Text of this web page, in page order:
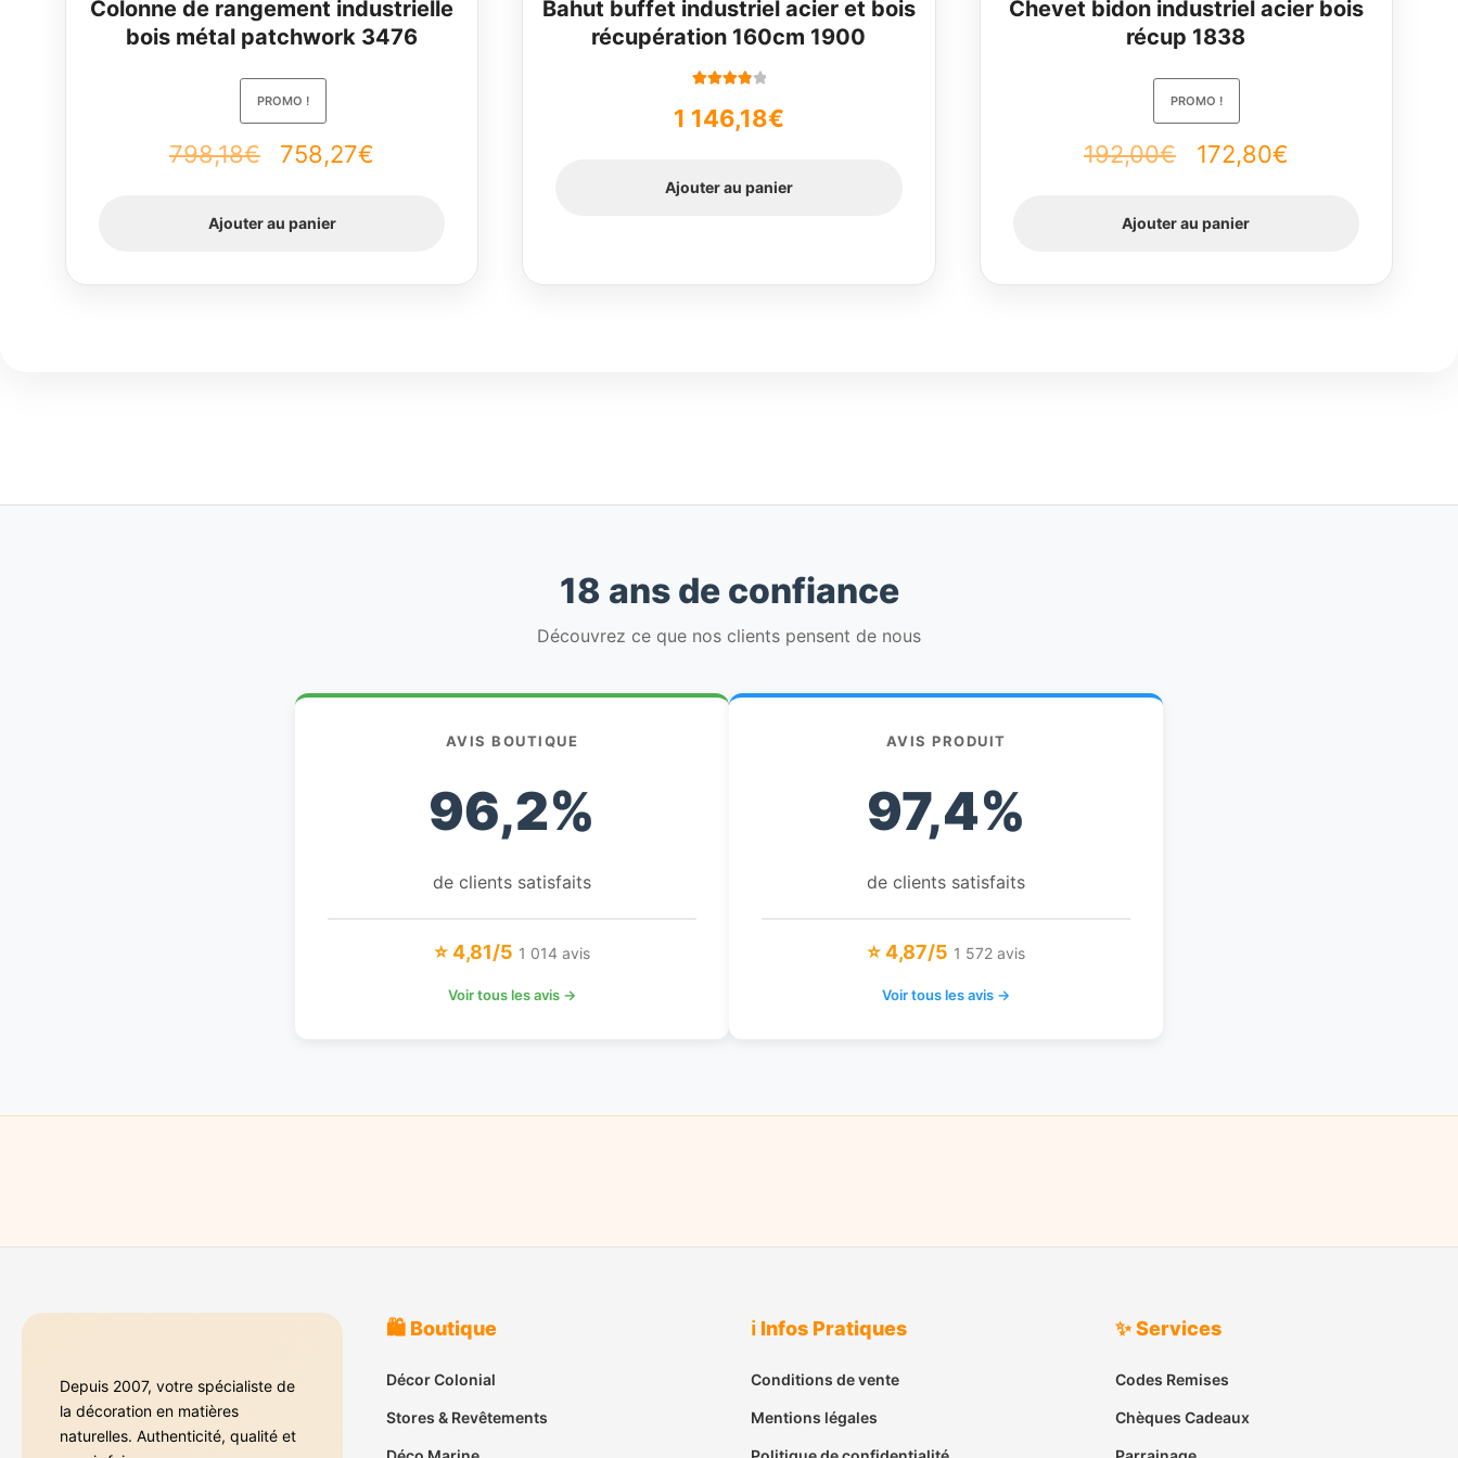
Colonne de rangement industrielle
bois métal patchwork 3476
PROMO !
798,18€
Le
initial
758,27€
Ajouter au panier
Bahut buffet industriel acier et bois
récupération 160cm 1900
sur 5
1 146,18€
Ajouter au panier
Chevet bidon industriel acier bois
récup 1838
PROMO !
192,00€
Le
initial
172,80€Le
Ajouter au panier
18 ans de confiance
Découvrez ce que nos clients pensent de nous
AVIS BOUTIQUE
96,2%
de clients satisfaits
⭐ 4,81/5 1 014 avis
Voir tous les avis →
AVIS PRODUIT
97,4%
de clients satisfaits
⭐ 4,87/5 1 572 avis
Voir tous les avis →
Depuis 2007, votre spécialiste de
la décoration en matières
naturelles. Authenticité, qualité et
🛍️ Boutique
Décor Colonial
Stores & Revêtements
ℹ️ Infos Pratiques
Conditions de vente
Mentions légales
✨ Services
Codes Remises
Chèques Cadeaux